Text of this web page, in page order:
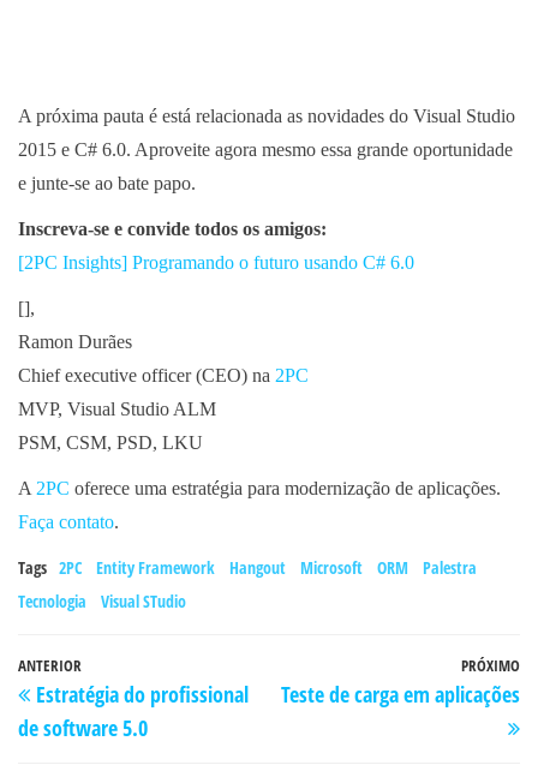
A próxima pauta é está relacionada as novidades do Visual Studio
2015 e C# 6.0. Aproveite agora mesmo essa grande oportunidade
e junte-se ao bate papo.
Inscreva-se e convide todos os amigos:
[2PC Insights] Programando o futuro usando C# 6.0
[],
Ramon Durães
Chief executive officer (CEO) na 2PC
MVP, Visual Studio ALM
PSM, CSM, PSD, LKU
A 2PC oferece uma estratégia para modernização de aplicações.
Faça contato.
Tags 2PC Entity Framework Hangout Microsoft ORM
Palestra
Tecnologia
Visual STudio
Navegação
de
Post
Post
anterior
ANTERIOR
Estratégia do profissional
de software 5.0
PRÓXIMO
Teste de carga em aplicações